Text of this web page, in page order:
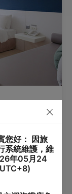
× 195cm)
최대 3명)
您好： 因旅
系統維護，維
年05月24